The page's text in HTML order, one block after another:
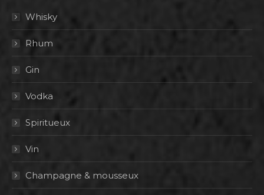
Whisky
Rhum
Gin
Vodka
Spiritueux
Vin
Champagne & mousseux